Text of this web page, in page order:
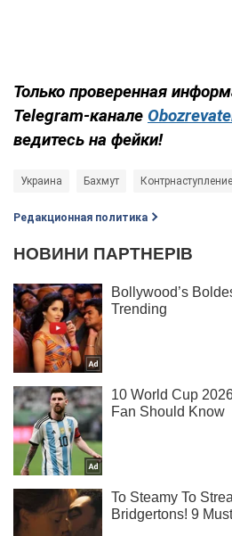
Только проверенная
Telegram-канале
ведитесь на фейки!
Украина Бахмут
Редакционная политика